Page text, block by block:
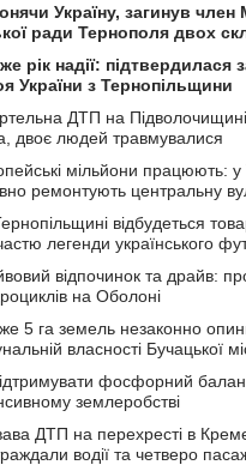
Україну, загинув член
ради Тернополя двох
рік надії: підтвердилася
України з Тернопільщини
ДТП на
двоє людей травмувалися
мільйони працюють: у
ремонтують центральну
відбудеться
легенди українського
відпочинок та драйв:
на Оболоні
5 га земель незаконно
власності Бучацької
фосфорний
землеробстві
ДТП на перехресті в
водії та четверо